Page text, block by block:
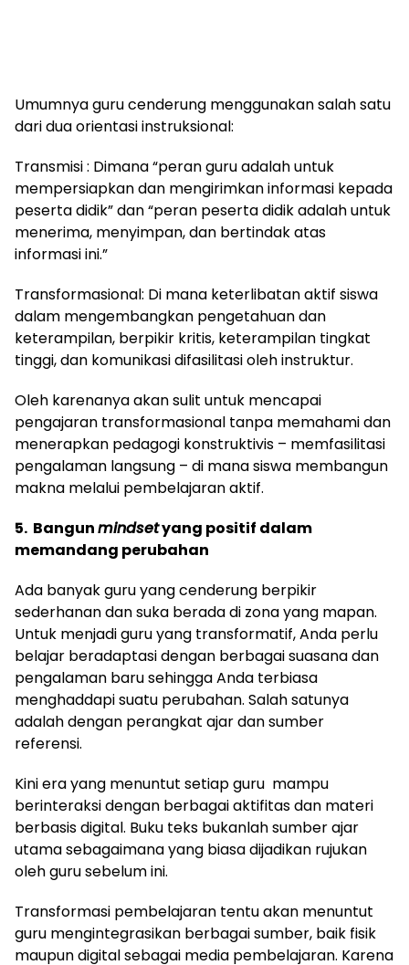
Umumnya guru cenderung menggunakan salah satu
dari dua orientasi instruksional:
Transmisi : Dimana “peran guru adalah untuk
mempersiapkan dan mengirimkan informasi kepada
peserta didik” dan “peran peserta didik adalah untuk
menerima, menyimpan, dan bertindak atas
informasi ini.”
Transformasional: Di mana keterlibatan aktif siswa
dalam mengembangkan pengetahuan dan
keterampilan, berpikir kritis, keterampilan tingkat
tinggi, dan komunikasi difasilitasi oleh instruktur.
Oleh karenanya akan sulit untuk mencapai
pengajaran transformasional tanpa memahami dan
menerapkan pedagogi konstruktivis – memfasilitasi
pengalaman langsung – di mana siswa membangun
makna melalui pembelajaran aktif.
5. Bangunmindsetyang positif dalam
memandang perubahan
Ada banyak guru yang cenderung berpikir
sederhanan dan suka berada di zona yang mapan.
Untuk menjadi guru yang transformatif, Anda perlu
belajar beradaptasi dengan berbagai suasana dan
pengalaman baru sehingga Anda terbiasa
menghaddapi suatu perubahan. Salah satunya
adalah dengan perangkat ajar dan sumber
referensi.
Kini era yang menuntut setiap guru mampu
berinteraksi dengan berbagai aktifitas dan materi
berbasis digital. Buku teks bukanlah sumber ajar
utama sebagaimana yang biasa dijadikan rujukan
oleh guru sebelum ini.
Transformasi pembelajaran tentu akan menuntut
guru mengintegrasikan berbagai sumber, baik fisik
maupun digital sebagai media pembelajaran. Karena